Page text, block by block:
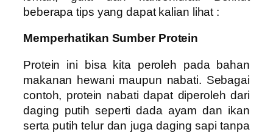
beberapa tips yang dapat kalian lihat :
Memperhatikan Sumber Protein
Protein ini bisa kita peroleh pada bahan
makanan hewani maupun nabati. Sebagai
contoh, protein nabati dapat diperoleh dari
daging putih seperti dada ayam dan ikan
serta putih telur dan juga daging sapi tanpa